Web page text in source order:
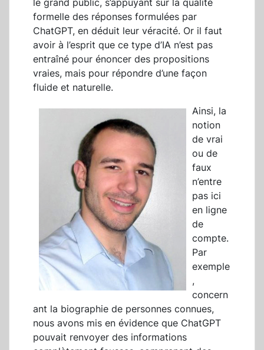
le grand public, s’appuyant sur la qualité
formelle des réponses formulées par
ChatGPT, en déduit leur véracité. Or il faut
avoir à l’esprit que ce type d’IA n’est pas
entraîné pour énoncer des propositions
vraies, mais pour répondre d’une façon
fluide et naturelle.
Ainsi, la
notion
de vrai
ou de
faux
n’entre
pas ici
en ligne
de
compte.
Par
exemple
,
concern
ant la biographie de personnes connues,
nous avons mis en évidence que ChatGPT
pouvait renvoyer des informations